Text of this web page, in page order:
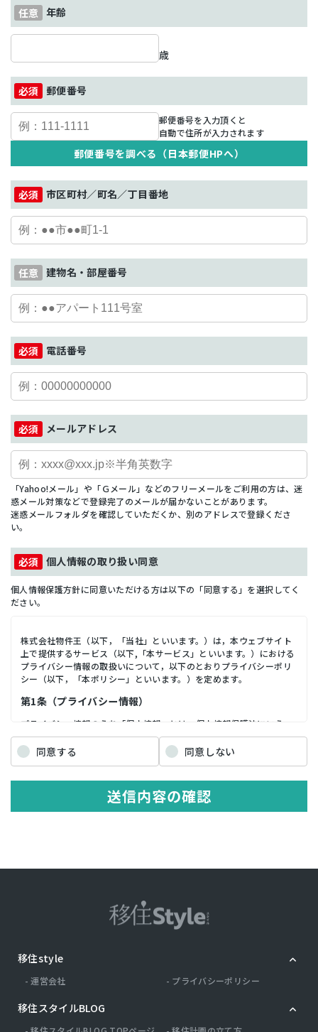
年齢
歳
郵便番号
郵便番号を入力頂くと
自動で住所が入力されます
郵便番号を調べる（日本郵便HPへ）
市区町村／町名／丁目番地
建物名・部屋番号
電話番号
メールアドレス
「Yahoo!メール」や「Ｇメール」などのフリーメールをご利用の方は、迷
惑メール対策などで登録完了のメールが届かないことがあります。
迷惑メールフォルダを確認していただくか、別のアドレスで登録くださ
い。
個人情報の取り扱い同意
個人情報保護方針に同意いただける方は以下の「同意する」を選択してく
ださい。
株式会社物件王（以下，「当社」といいます。）は，本ウェブサイト
上で提供するサービス（以下,「本サービス」といいます。）における
プライバシー情報の取扱いについて，以下のとおりプライバシーポリ
シー（以下，「本ポリシー」といいます。）を定めます。
第1条（プライバシー情報）
プライバシー情報のうち「個人情報」とは，個人情報保護法にいう
「個人情報」を指すものとし，生存する個人に関する情報であって，
当該情報に含まれる氏名，生年月日，住所，電話番号，連絡先その他
の記述等により特定の個人を識別できる情報を指します。 プライバシ
情報」以外のものをいい，ご利用いただいたサービスやご購入いただ
いた商品，ご覧になったページや広告の履歴，ユーザーが検索された
検索キーワード，ご利用日時，ご利用の方法，ご利用環境，郵便番号
第２条（プライバシー情報の収集方法）
番号，メールアドレス，銀行口座番号，クレジットカード番号，運転
免許証番号などの個人情報をお尋ねすることがあります。また，ユー
ザーと提携先などとの間でなされたユーザーの個人情報を含む取引記
配信先などを含みます。以下，｢提携先｣といいます。）などから収集
することがあります。 当社は，ユーザーについて，利用したサービス
やソフトウエア，購入した商品，閲覧したページや広告の履歴，検索
じてご利用の場合の当該端末の通信状態，利用に際しての各種設定情
報なども含みます），IPアドレス，クッキー情報，位置情報，端末の
個体識別情報などの履歴情報および特性情報を，ユーザーが当社や提
同意する 同意しない
送信内容の確認
移住style
運営会社 プライバシーポリシー
移住スタイルBLOG